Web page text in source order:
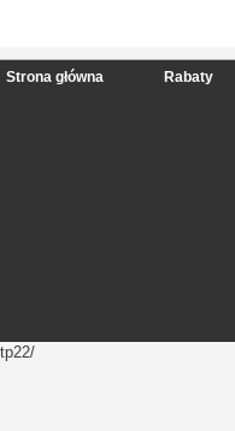
Strona główna Rabaty
tp22/